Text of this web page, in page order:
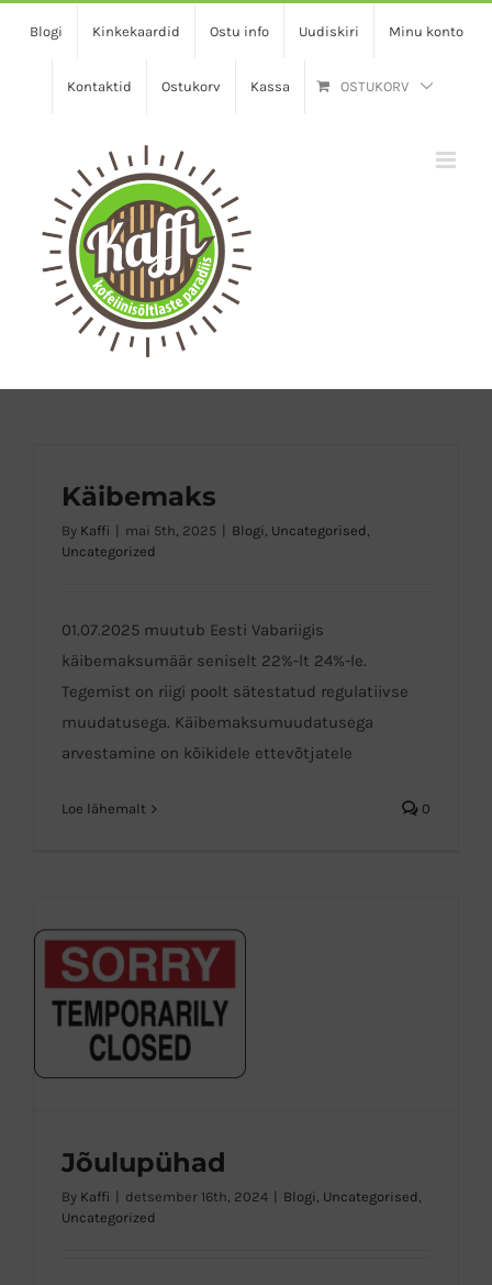
Blogi Kinkekaardid Ostu info Uudiskiri Minu konto
Kontaktid Ostukorv Kassa OSTUKORV
Käibemaks
By Kaffi mai 5th, 2025 Blogi, Uncategorised,
Uncategorized
01.07.2025 muutub Eesti Vabariigis
käibemaksumäär seniselt 22%-lt 24%-le.
Tegemist on riigi poolt sätestatud regulatiivse
muudatusega. Käibemaksumuudatusega
arvestamine on kõikidele ettevõtjatele
Loe lähemalt 0
Jõulupühad
By Kaffi detsember 16th, 2024 Blogi, Uncategorised,
Uncategorized